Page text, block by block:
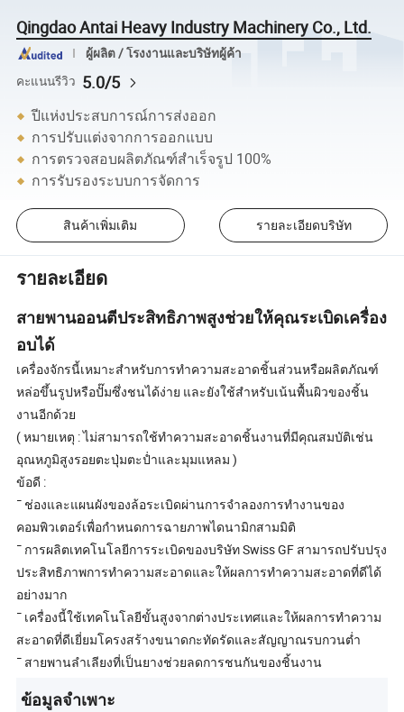
Qingdao Antai Heavy Industry Machinery Co., Ltd.
ผู้ผลิต / โรงงานและบริษัทผู้ค้า
คะแนนรีวิว 5.0/5
ปีแห่งประสบการณ์การส่งออก
การปรับแต่งจากการออกแบบ
การตรวจสอบผลิตภัณฑ์สำเร็จรูป 100%
การรับรองระบบการจัดการ
สินค้าเพิ่มเติม รายละเอียดบริษัท
รายละเอียด
สายพานออนตีประสิทธิภาพสูงช่วยให้คุณระเบิดเครื่อง
อบได้
เครื่องจักรนี้เหมาะสำหรับการทำความสะอาดชิ้นส่วนหรือผลิตภัณฑ์
หล่อขึ้นรูปหรือปั๊มซึ่งชนได้ง่าย และยังใช้สำหรับเน้นพื้นผิวของชิ้น
งานอีกด้วย
( หมายเหตุ : ไม่สามารถใช้ทำความสะอาดชิ้นงานที่มีคุณสมบัติเช่น
อุณหภูมิสูงรอยตะปุ่มตะป่ำและมุมแหลม )
ข้อดี :
¯ ช่องและแผนผังของล้อระเบิดผ่านการจำลองการทำงานของ
คอมพิวเตอร์เพื่อกำหนดการฉายภาพไดนามิกสามมิติ
¯ การผลิตเทคโนโลยีการระเบิดของบริษัท Swiss GF สามารถปรับปรุง
ประสิทธิภาพการทำความสะอาดและให้ผลการทำความสะอาดที่ดีได้
อย่างมาก
¯ เครื่องนี้ใช้เทคโนโลยีขั้นสูงจากต่างประเทศและให้ผลการทำความ
สะอาดที่ดีเยี่ยมโครงสร้างขนาดกะทัดรัดและสัญญาณรบกวนต่ำ
¯ สายพานลำเลียงที่เป็นยางช่วยลดการชนกันของชิ้นงาน
ข้อมูลจำเพาะ